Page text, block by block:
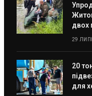
двох
29
20
для